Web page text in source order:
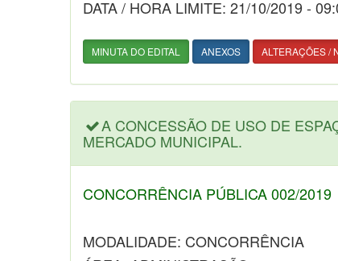
DATA / HORA LIMITE: 21/10/2019 -
MINUTA DO EDITAL ANEXOS ALTERAÇÕES /
A CONCESSÃO DE USO DE
MERCADO MUNICIPAL.
CONCORRÊNCIA PÚBLICA 002/2019
MODALIDADE: CONCORRÊNCIA